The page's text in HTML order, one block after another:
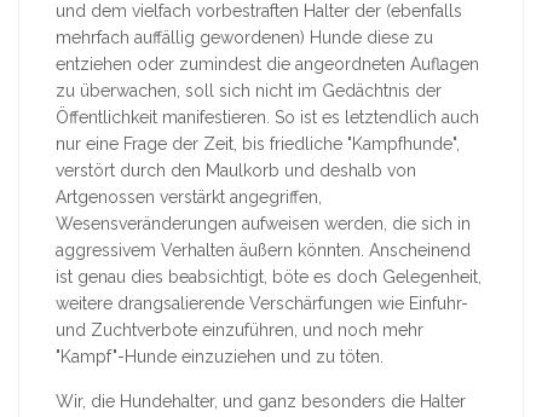
und dem vielfach vorbestraften Halter der (ebenfalls
mehrfach auffällig gewordenen) Hunde diese zu
entziehen oder zumindest die angeordneten Auflagen
zu überwachen, soll sich nicht im Gedächtnis der
Öffentlichkeit manifestieren. So ist es letztendlich auch
nur eine Frage der Zeit, bis friedliche "Kampfhunde",
verstört durch den Maulkorb und deshalb von
Artgenossen verstärkt angegriffen,
Wesensveränderungen aufweisen werden, die sich in
aggressivem Verhalten äußern könnten. Anscheinend
ist genau dies beabsichtigt, böte es doch Gelegenheit,
weitere drangsalierende Verschärfungen wie Einfuhr-
und Zuchtverbote einzuführen, und noch mehr
"Kampf"-Hunde einzuziehen und zu töten.
Wir, die Hundehalter, und ganz besonders die Halter